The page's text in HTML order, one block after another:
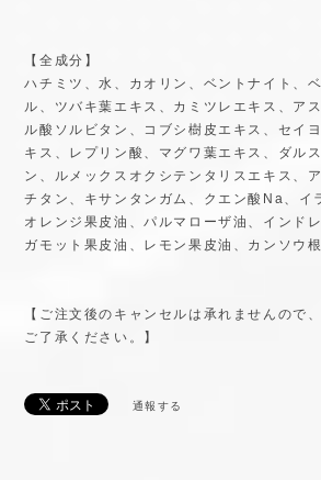
【全成分】
ハチミツ、水、カオリン、ベントナイト、
ル、ツバキ葉エキス、カミツレエキス、ア
ル酸ソルビタン、コブシ樹皮エキス、セイ
キス、レプリン酸、マグワ葉エキス、ダル
ン、ルメックスオクシテンタリスエキス、
チタン、キサンタンガム、クエン酸Na、イ
オレンジ果皮油、パルマローザ油、インド
ガモット果皮油、レモン果皮油、カンソウ
【ご注文後のキャンセルは承れませんので、
ご了承ください。】
通報する